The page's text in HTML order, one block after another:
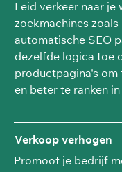
Leid verkeer naar je
zoekmachines
automatische SEO
dezelfde logica toe
productpagina's om
en beter te ranken
Verkoop verhogen
Promoot je bedrijf